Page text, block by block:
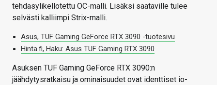
tehdasylikellotettu OC-malli. Lisäksi saataville tulee
selvästi kalliimpi Strix-malli.
Asus, TUF Gaming GeForce RTX 3090 -tuotesivu
Hinta.fi, Haku: Asus TUF Gaming RTX 3090
Asuksen TUF Gaming GeForce RTX 3090:n
jäähdytysratkaisu ja ominaisuudet ovat identtiset io-